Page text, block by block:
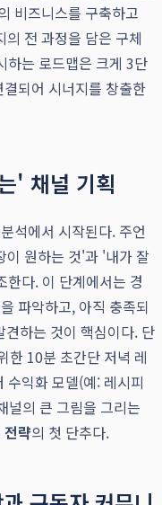
비즈니스를 구축하고
의 전 과정을 담은 구체
하는 로드맵은 크게 3단
되어 시너지를 창출한
' 채널 기획
석에서 시작된다. 주언
원하는 것'과 '내가 잘
한다. 이 단계에서는 경
파악하고, 아직 충족되
하는 것이 핵심이다. 단
한 10분 초간단 저녁 레
수익화 모델(예: 레시피
널의 큰 그림을 그리는
략의 첫 단추다.